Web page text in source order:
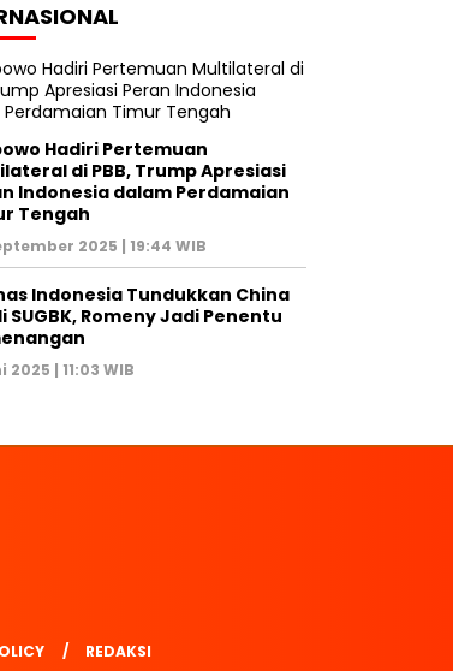
Hadiri Pertemuan
di PBB, Trump Apresiasi
Indonesia dalam Perdamaian
Tengah
2025 | 19:44 WIB
Indonesia Tundukkan China
SUGBK, Romeny Jadi Penentu
2025 | 11:03 WIB
REDAKSI